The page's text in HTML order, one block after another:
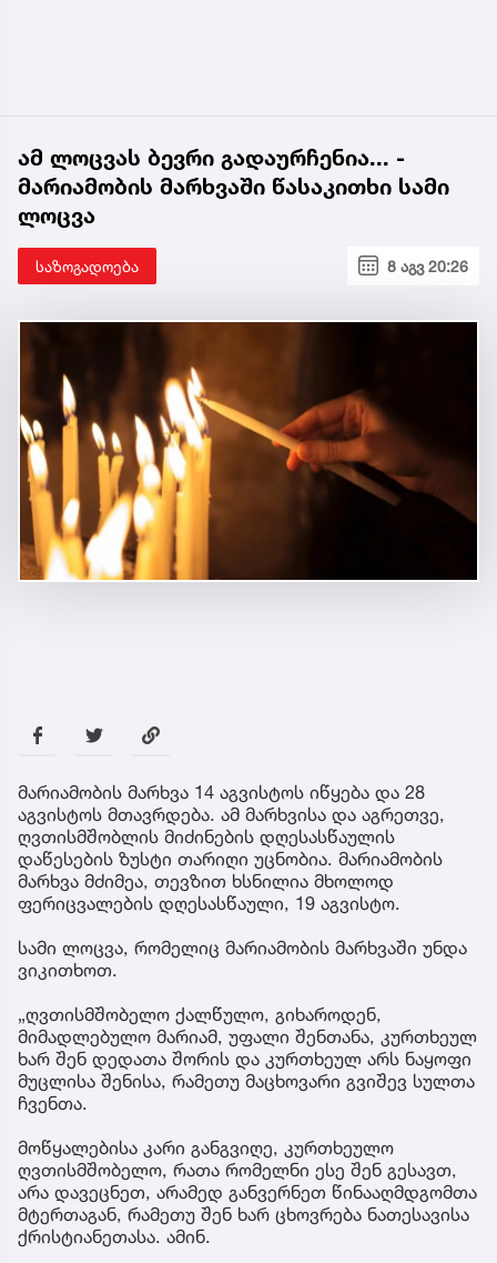
ამ ლოცვას ბევრი გადაურჩენია... -
მარიამობის მარხვაში წასაკითხი სამი
ლოცვა
საზოგადოება 8 აგვ 20:26
მარიამობის მარხვა 14 აგვისტოს იწყება და 28
აგვისტოს მთავრდება. ამ მარხვისა და აგრეთვე,
ღვთისმშობლის მიძინების დღესასწაულის
დაწესების ზუსტი თარიღი უცნობია. მარიამობის
მარხვა მძიმეა, თევზით ხსნილია მხოლოდ
ფერიცვალების დღესასწაული, 19 აგვისტო.
სამი ლოცვა, რომელიც მარიამობის მარხვაში უნდა
ვიკითხოთ.
„ღვთისმშობელო ქალწულო, გიხაროდენ,
მიმადლებულო მარიამ, უფალი შენთანა, კურთხეულ
ხარ შენ დედათა შორის და კურთხეულ არს ნაყოფი
მუცლისა შენისა, რამეთუ მაცხოვარი გვიშევ სულთა
ჩვენთა.
მოწყალებისა კარი განგვიღე, კურთხეულო
ღვთისმშობელო, რათა რომელნი ესე შენ გესავთ,
არა დავეცნეთ, არამედ განვერნეთ წინააღმდგომთა
მტერთაგან, რამეთუ შენ ხარ ცხოვრება ნათესავისა
ქრისტიანეთასა. ამინ.